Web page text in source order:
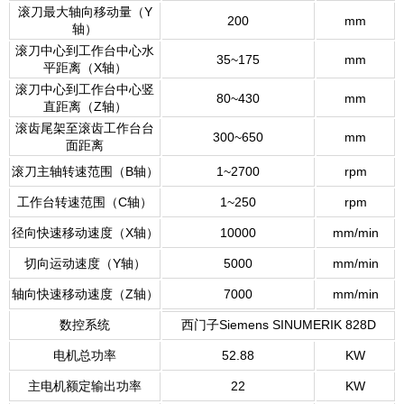
滚刀最大轴向移动量（Y
轴）
200 mm
滚刀中心到工作台中心水
平距离（X轴）
35~175 mm
滚刀中心到工作台中心竖
直距离（Z轴）
80~430 mm
滚齿尾架至滚齿工作台台
面距离
300~650 mm
滚刀主轴转速范围（B轴） 1~2700 rpm
工作台转速范围（C轴） 1~250 rpm
径向快速移动速度（X轴） 10000 mm/min
切向运动速度（Y轴） 5000 mm/min
轴向快速移动速度（Z轴） 7000 mm/min
数控系统 西门子Siemens SINUMERIK 828D
电机总功率 52.88 KW
主电机额定输出功率 22 KW